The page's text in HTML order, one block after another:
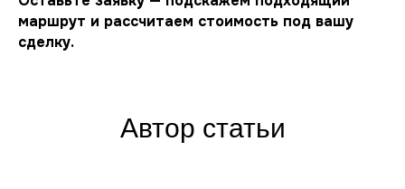
маршрут и рассчитаем стоимость под вашу
сделку.
Автор статьи